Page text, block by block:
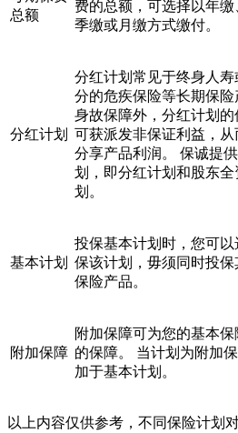
总额
费的总额，可选择以年缴
季缴或月缴方式缴付。
分红计划
分红计划常见于终身人
分的危疾保险等长期保险
身故保障外，分红计划的
可获派发非保证利益，从
分享产品利润。 保诚提
划，即分红计划和股东全
划。
基本计划
投保基本计划时，您可以
保该计划，毋须同时投保
保险产品。
附加保障
附加保障可为您的基本
的保障。 当计划为附加
加于基本计划。
以上内容仅供参考，不同保险计划